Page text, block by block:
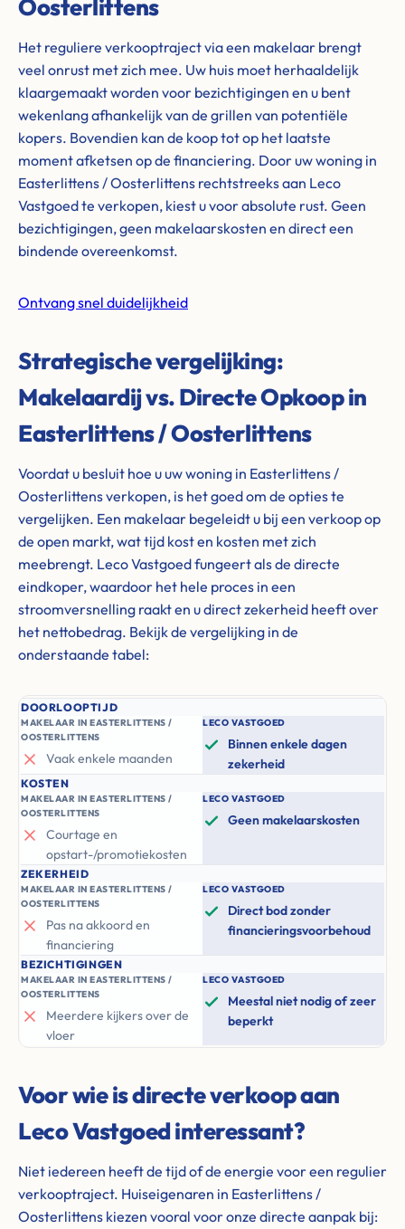
Oosterlittens
Het reguliere verkooptraject via een makelaar brengt
veel onrust met zich mee. Uw huis moet herhaaldelijk
klaargemaakt worden voor bezichtigingen en u bent
wekenlang afhankelijk van de grillen van potentiële
kopers. Bovendien kan de koop tot op het laatste
moment afketsen op de financiering. Door uw woning in
Easterlittens / Oosterlittens rechtstreeks aan Leco
Vastgoed te verkopen, kiest u voor absolute rust. Geen
bezichtigingen, geen makelaarskosten en direct een
bindende overeenkomst.
Ontvang snel duidelijkheid
Strategische vergelijking:
Makelaardij vs. Directe Opkoop in
Easterlittens / Oosterlittens
Voordat u besluit hoe u uw woning in Easterlittens /
Oosterlittens verkopen, is het goed om de opties te
vergelijken. Een makelaar begeleidt u bij een verkoop op
de open markt, wat tijd kost en kosten met zich
meebrengt. Leco Vastgoed fungeert als de directe
eindkoper, waardoor het hele proces in een
stroomversnelling raakt en u direct zekerheid heeft over
het nettobedrag. Bekijk de vergelijking in de
onderstaande tabel:
DOORLOOPTIJD
MAKELAAR IN EASTERLITTENS /
OOSTERLITTENS
Vaak enkele maanden
LECO VASTGOED
Binnen enkele dagen
zekerheid
KOSTEN
MAKELAAR IN EASTERLITTENS /
OOSTERLITTENS
Courtage en
opstart-/promotiekosten
LECO VASTGOED
Geen makelaarskosten
ZEKERHEID
MAKELAAR IN EASTERLITTENS /
OOSTERLITTENS
Pas na akkoord en
financiering
LECO VASTGOED
Direct bod zonder
financieringsvoorbehoud
BEZICHTIGINGEN
MAKELAAR IN EASTERLITTENS /
OOSTERLITTENS
Meerdere kijkers over de
vloer
LECO VASTGOED
Meestal niet nodig of zeer
beperkt
Voor wie is directe verkoop aan
Leco Vastgoed interessant?
Niet iedereen heeft de tijd of de energie voor een regulier
verkooptraject. Huiseigenaren in Easterlittens /
Oosterlittens kiezen vooral voor onze directe aanpak bij: